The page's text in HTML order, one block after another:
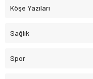
Köşe Yazıları
Sağlık
Spor